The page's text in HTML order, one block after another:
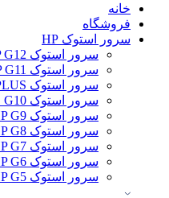
خانه
فروشگاه
سرور استوک HP
سرور استوک HP G12
سرور استوک HP G11
سرور استوک HP G10 PLUS
سرور استوک HPE G10
سرور استوک HP G9
سرور استوک HP G8
سرور استوک HP G7
سرور استوک HP G6
سرور استوک HP G5